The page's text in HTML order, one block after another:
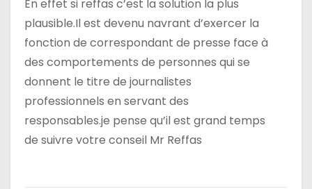
En effet si reffas c’est la solution la plus
plausible.Il est devenu navrant d’exercer la
fonction de correspondant de presse face à
des comportements de personnes qui se
donnent le titre de journalistes
professionnels en servant des
responsables.je pense qu’il est grand temps
de suivre votre conseil Mr Reffas